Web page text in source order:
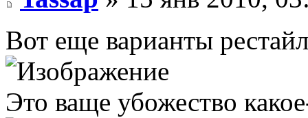
Вот еще варианты
Это ваще убожество